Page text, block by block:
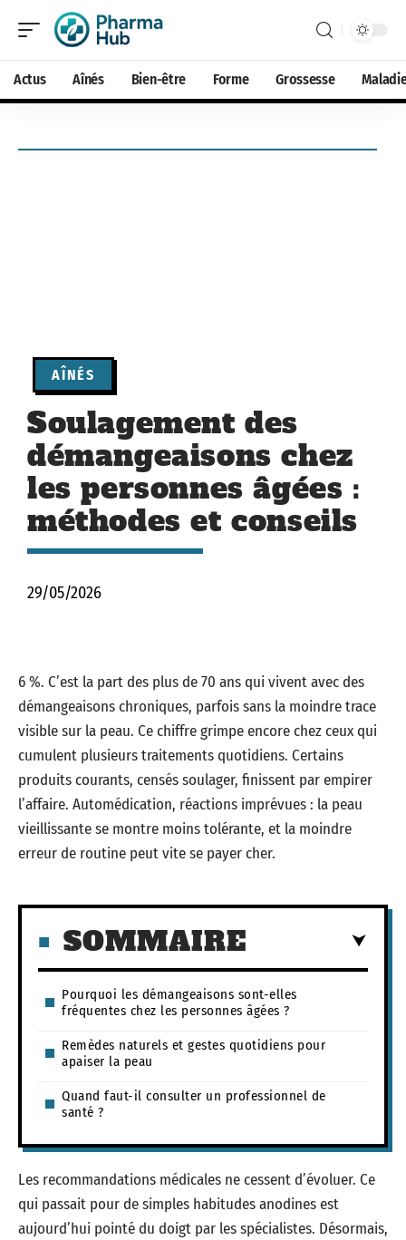
Actus Aînés Bien-être Forme Grossesse
AÎNÉS
Soulagement des
démangeaisons chez
les personnes âgées :
méthodes et conseils
29/05/2026
6 %. C’est la part des plus de 70 ans qui vivent avec des
démangeaisons chroniques, parfois sans la moindre trace
visible sur la peau. Ce chiffre grimpe encore chez ceux qui
cumulent plusieurs traitements quotidiens. Certains
produits courants, censés soulager, finissent par empirer
l’affaire. Automédication, réactions imprévues : la peau
vieillissante se montre moins tolérante, et la moindre
erreur de routine peut vite se payer cher.
SOMMAIRE
Pourquoi les démangeaisons sont-elles
fréquentes chez les personnes âgées ?
Remèdes naturels et gestes quotidiens pour
apaiser la peau
Quand faut-il consulter un professionnel de
santé ?
Les recommandations médicales ne cessent d’évoluer. Ce
qui passait pour de simples habitudes anodines est
aujourd’hui pointé du doigt par les spécialistes. Désormais,